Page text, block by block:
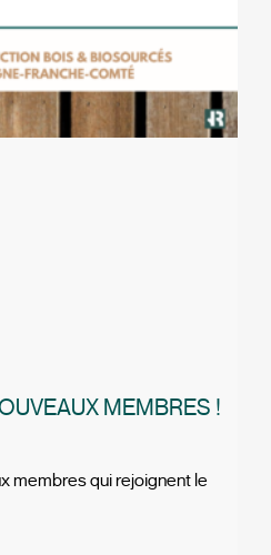
MEMBRES !
membres qui rejoignent le